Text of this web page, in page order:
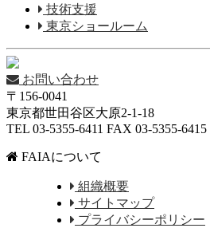
技術支援
東京ショールーム
お問い合わせ
〒156-0041
東京都世田谷区大原2-1-18
TEL 03-5355-6411 FAX 03-5355-6415
FAIAについて
組織概要
サイトマップ
プライバシーポリシー